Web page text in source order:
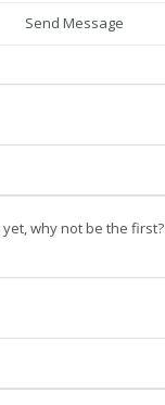
Send Message
why not be the first?